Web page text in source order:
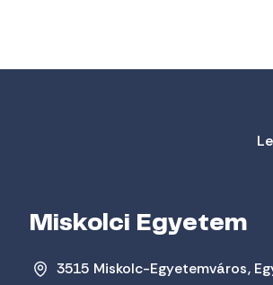
Miskolci Egyetem
3515 Miskolc-Egyetemváros,